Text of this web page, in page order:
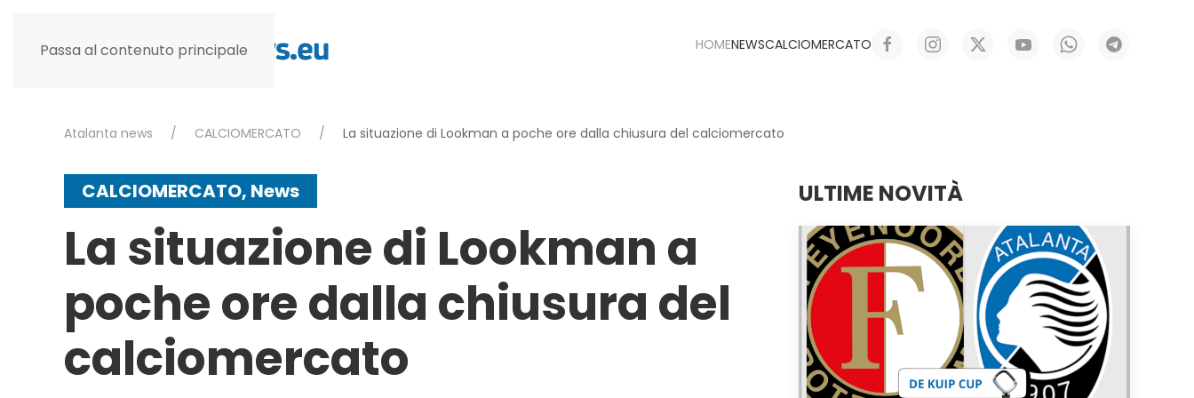
Passa al contenuto principale HOMENEWSCALCIOMERCATO
Atalanta news CALCIOMERCATO La situazione di Lookman a poche ore dalla chiusura del calciomercato
CALCIOMERCATO, News
La situazione di Lookman a
poche ore dalla chiusura del
calciomercato
ULTIME NOVITÀ